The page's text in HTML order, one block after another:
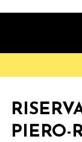
PIERO-